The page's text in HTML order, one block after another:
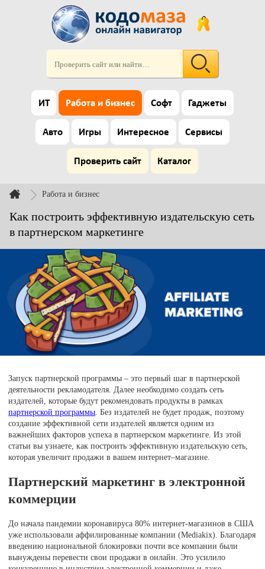
ИТ Работа и бизнес Софт Гаджеты
Авто Игры Интересное Сервисы
Проверить сайт Каталог
Работа и бизнес
Как построить эффективную издательскую сеть
в партнерском маркетинге
Запуск партнерской программы – это первый шаг в партнерской
деятельности рекламодателя. Далее необходимо создать сеть
издателей, которые будут рекомендовать продукты в рамках
партнерской программы . Без издателей не будет продаж, поэтому
создание эффективной сети издателей является одним из
важнейших факторов успеха в партнерском маркетинге. Из этой
статьи вы узнаете, как построить эффективную издательскую сеть,
которая увеличит продажи в вашем интернет–магазине.
Партнерский маркетинг в электронной
коммерции
До начала пандемии коронавируса 80% интернет-магазинов в США
уже использовали аффилированные компании (Mediakix). Благодаря
введению национальной блокировки почти все компании были
вынуждены перевести свои продажи в онлайн. Это усилило